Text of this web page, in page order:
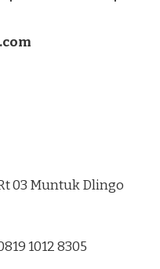
03 Muntuk Dlingo
1012 8305